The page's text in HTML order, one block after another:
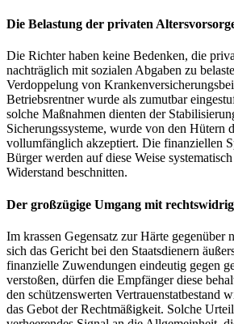
Die Belastung der privaten
Die Richter haben keine Bedenken, die
nachträglich mit sozialen Abgaben zu
Verdoppelung von
Betriebsrentner wurde als zumutbar
solche Maßnahmen dienten der
Sicherungssysteme, wurde von den Hütern
vollumfänglich akzeptiert. Die finanziellen
Bürger werden auf diese Weise
Widerstand beschnitten.
Der großzügige Umgang mit
Im krassen Gegensatz zur Härte gegenüber
sich das Gericht bei den Staatsdienern
finanzielle Zuwendungen eindeutig gegen
verstoßen, dürfen die Empfänger diese
den schützenswerten Vertrauenstatbestand
das Gebot der Rechtmäßigkeit. Solche